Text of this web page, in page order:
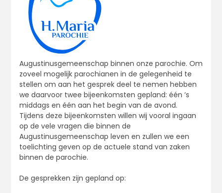
Augustinusgemeenschap binnen onze parochie. Om
zoveel mogelijk parochianen in de gelegenheid te
stellen om aan het gesprek deel te nemen hebben
we daarvoor twee bijeenkomsten gepland: één ’s
middags en één aan het begin van de avond.
Tijdens deze bijeenkomsten willen wij vooral ingaan
op de vele vragen die binnen de
Augustinusgemeenschap leven en zullen we een
toelichting geven op de actuele stand van zaken
binnen de parochie.
De gesprekken zijn gepland op: